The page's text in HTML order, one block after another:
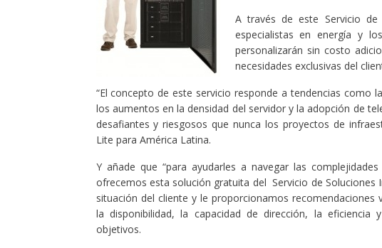
A través de este Servicio de
especialistas en energía y
personalizarán sin costo
necesidades exclusivas del
“El concepto de este servicio responde a tendencias como
los aumentos en la densidad del servidor y la adopción de
desafiantes y riesgosos que nunca los proyectos de
Lite para América Latina.
Y añade que “para ayudarles a navegar las
ofrecemos esta solución gratuita del Servicio de Soluciones
situación del cliente y le proporcionamos
la disponibilidad, la capacidad de dirección, la
objetivos.